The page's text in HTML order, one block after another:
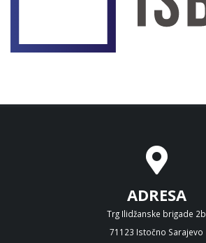
ADRESA
Trg Ilidžanske brigade 2b
71123 Istočno Sarajevo